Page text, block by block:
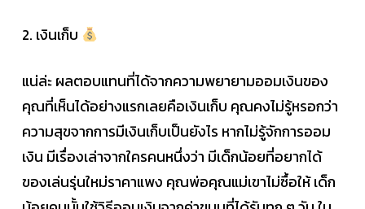
2. เงินเก็บ
แน่ล่ะ ผลตอบแทนที่ได้จากความพยายามออมเงินของ
คุณที่เห็นได้อย่างแรกเลยคือเงินเก็บ คุณคงไม่รู้หรอกว่า
ความสุขจากการมีเงินเก็บเป็นยังไร หากไม่รู้จักการออม
เงิน มีเรื่องเล่าจากใครคนหนึ่งว่า มีเด็กน้อยที่อยากได้
ของเล่นรุ่นใหม่ราคาแพง คุณพ่อคุณแม่เขาไม่ซื้อให้ เด็ก